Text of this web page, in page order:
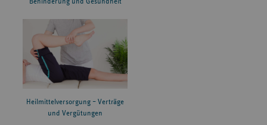
Heilmittelversorgung – Verträge
und Vergütungen